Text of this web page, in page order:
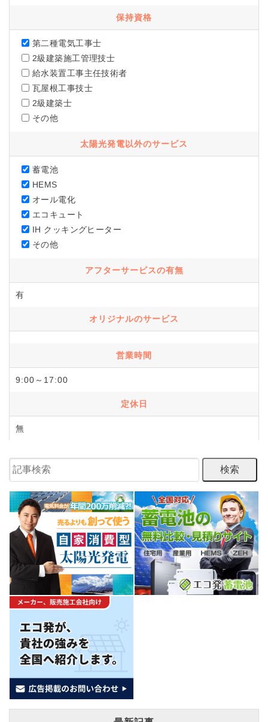
保持資格
第二種電気工事士
2級建築施工管理技士
給水装置工事主任技術者
瓦屋根工事技士
2級建築士
その他
太陽光発電以外のサービス
蓄電池
HEMS
オール電化
エコキュート
IH クッキングヒーター
その他
アフターサービスの有無
有
オリジナルのサービス
営業時間
9:00～17:00
定休日
無